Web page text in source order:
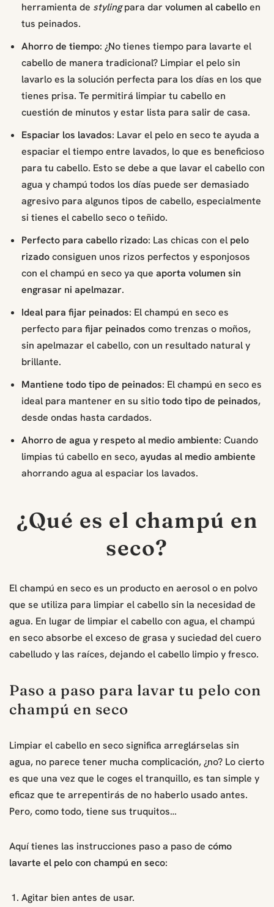
herramienta de stylingpara darvolumen al cabelloen
tus peinados.
Ahorro de tiempo: ¿No tienes tiempo para lavarte el
cabello de manera tradicional? Limpiar el pelo sin
lavarlo es la solución perfecta para los días en los que
tienes prisa. Te permitirá limpiar tu cabello en
cuestión de minutos y estar lista para salir de casa.
Espaciar los lavados: Lavar el pelo en seco te ayuda a
espaciar el tiempo entre lavados, lo que es beneficioso
para tu cabello. Esto se debe a que lavar el cabello con
agua y champú todos los días puede ser demasiado
agresivo para algunos tipos de cabello, especialmente
si tienes el cabello seco o teñido.
Perfecto para cabello rizado: Las chicas con el pelo
rizadoconsiguen unos rizos perfectos y esponjosos
con el champú en seco ya que aporta volumen sin
engrasar ni apelmazar.
Ideal para fijar peinados: El champú en seco es
perfecto para fijar peinados como trenzas o moños,
sin apelmazar el cabello, con un resultado natural y
brillante.
Mantiene todo tipo de peinados: El champú en seco es
ideal para mantener en su sitiotodo tipo de peinados,
desde ondas hasta cardados.
Ahorro de agua y respeto al medio ambiente: Cuando
limpias tú cabello en seco,ayudas al medio ambiente
ahorrando agua al espaciar los lavados.
¿Qué es el champú en
seco?
El champú en seco es un producto en aerosol o en polvo
que se utiliza para limpiar el cabello sin la necesidad de
agua. En lugar de limpiar el cabello con agua, el champú
en seco absorbe el exceso de grasa y suciedad del cuero
cabelludo y las raíces, dejando el cabello limpio y fresco.
Paso a paso para lavar tu pelo con
champú en seco
Limpiar el cabello en seco significa arreglárselas sin
agua, no parece tener mucha complicación, ¿no? Lo cierto
es que una vez que le coges el tranquillo, es tan simple y
eficaz que te arrepentirás de no haberlo usado antes.
Pero, como todo, tiene sus truquitos…
Aquí tienes las instrucciones paso a paso de cómo
lavarte el pelo con champú en seco:
Agitar bien antes de usar.